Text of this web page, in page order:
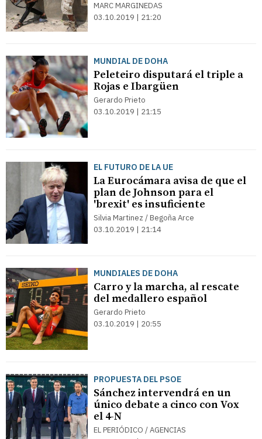
MARC MARGINEDAS
03.10.2019 | 21:20
MUNDIAL DE DOHA
Peleteiro disputará el triple a
Rojas e Ibargüen
Gerardo Prieto
03.10.2019 | 21:15
EL FUTURO DE LA UE
La Eurocámara avisa de que el
plan de Johnson para el
'brexit' es insuficiente
Silvia Martinez / Begoña Arce
03.10.2019 | 21:14
MUNDIALES DE DOHA
Carro y la marcha, al rescate
del medallero español
Gerardo Prieto
03.10.2019 | 20:55
PROPUESTA DEL PSOE
Sánchez intervendrá en un
único debate a cinco con Vox
el 4-N
EL PERIÓDICO / AGENCIAS